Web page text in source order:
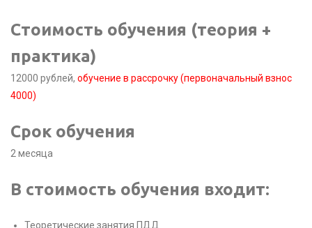
Стоимость обучения (теория +
практика)
12000 рублей, обучение в рассрочку (первоначальный взнос
4000)
Срок обучения
2 месяца
В стоимость обучения входит:
Теоретические занятия ПДД